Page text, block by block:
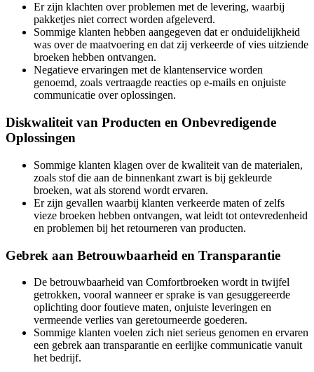
Er zijn klachten over problemen met de levering, waarbij
pakketjes niet correct worden afgeleverd.
Sommige klanten hebben aangegeven dat er onduidelijkheid
was over de maatvoering en dat zij verkeerde of vies uitziende
broeken hebben ontvangen.
Negatieve ervaringen met de klantenservice worden
genoemd, zoals vertraagde reacties op e-mails en onjuiste
communicatie over oplossingen.
Diskwaliteit van Producten en Onbevredigende
Oplossingen
Sommige klanten klagen over de kwaliteit van de materialen,
zoals stof die aan de binnenkant zwart is bij gekleurde
broeken, wat als storend wordt ervaren.
Er zijn gevallen waarbij klanten verkeerde maten of zelfs
vieze broeken hebben ontvangen, wat leidt tot ontevredenheid
en problemen bij het retourneren van producten.
Gebrek aan Betrouwbaarheid en Transparantie
De betrouwbaarheid van Comfortbroeken wordt in twijfel
getrokken, vooral wanneer er sprake is van gesuggereerde
oplichting door foutieve maten, onjuiste leveringen en
vermeende verlies van geretourneerde goederen.
Sommige klanten voelen zich niet serieus genomen en ervaren
een gebrek aan transparantie en eerlijke communicatie vanuit
het bedrijf.